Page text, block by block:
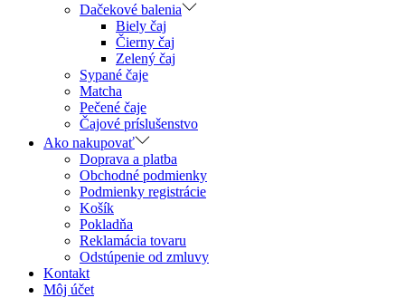
Dačekové balenia
Biely čaj
Čierny čaj
Zelený čaj
Sypané čaje
Matcha
Pečené čaje
Čajové príslušenstvo
Ako nakupovať
Doprava a platba
Obchodné podmienky
Podmienky registrácie
Košík
Pokladňa
Reklamácia tovaru
Odstúpenie od zmluvy
Kontakt
Môj účet